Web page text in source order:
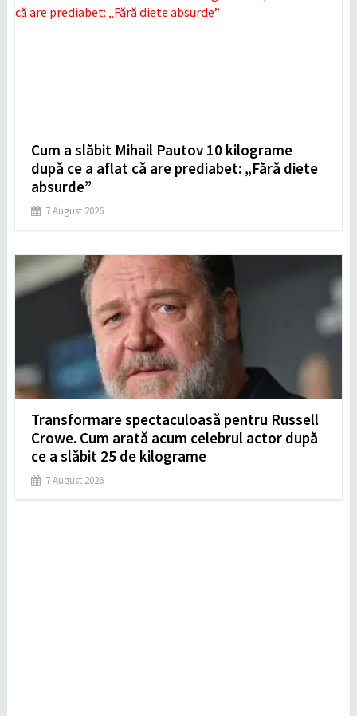
Cum a slăbit Mihail Pautov 10 kilograme
după ce a aflat că are prediabet: „Fără diete
absurde”
7 August 2026
Transformare spectaculoasă pentru Russell
Crowe. Cum arată acum celebrul actor după
ce a slăbit 25 de kilograme
7 August 2026